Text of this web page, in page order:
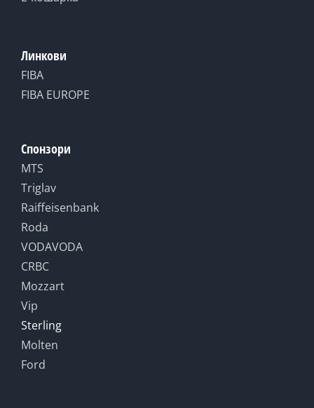
Линкови
FIBA
FIBA EUROPE
Спонзори
MTS
Triglav
Raiffeisenbank
Roda
VODAVODA
CRBC
Mozzart
Vip
Sterling
Molten
Ford